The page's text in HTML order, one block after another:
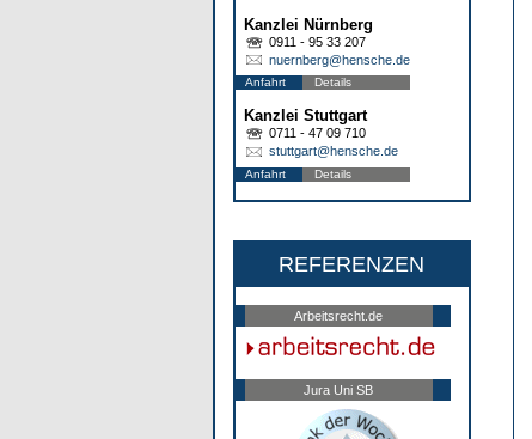
Kanzlei Nürnberg
0911 - 95 33 207
nuernberg@hensche.de
Anfahrt Details
Kanzlei Stuttgart
0711 - 47 09 710
stuttgart@hensche.de
Anfahrt Details
REFERENZEN
Arbeitsrecht.de
Jura Uni SB